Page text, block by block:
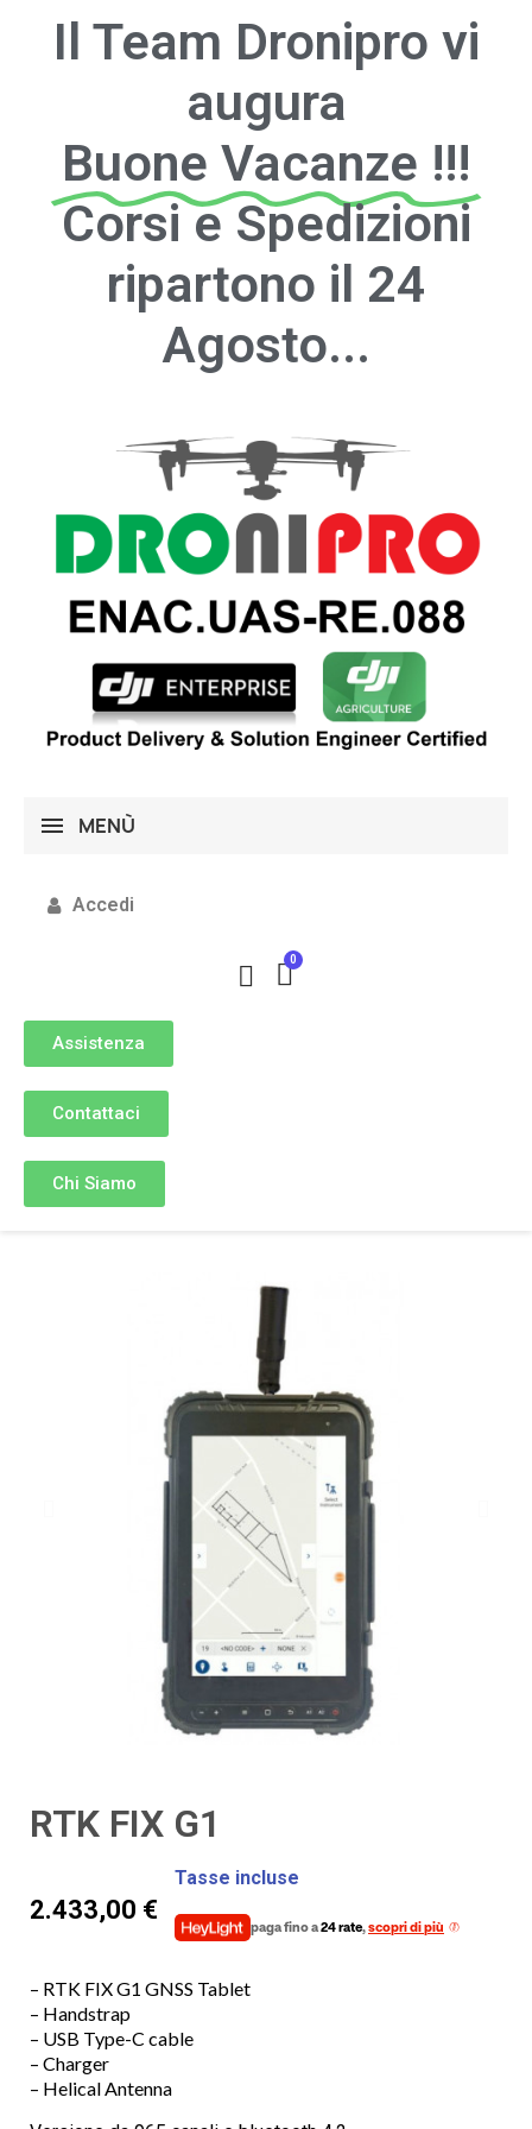
Il Team Dronipro vi
augura
Buone Vacanze !!!
Corsi e Spedizioni
ripartono il 24
Agosto...
MENÙ
Accedi
Assistenza
Contattaci
Chi Siamo
RTK FIX G1
2.433,00 €
Tasse incluse
paga fino a24 rate,scopri di più
– RTK FIX G1 GNSS Tablet
– Handstrap
– USB Type-C cable
– Charger
– Helical Antenna